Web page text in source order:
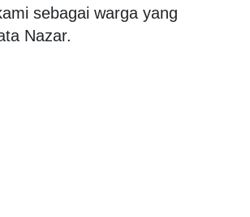
sebagai warga yang
Nazar.